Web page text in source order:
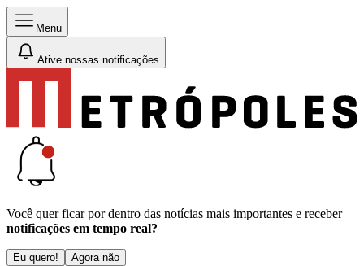
Menu
Ative nossas notificações
Você quer ficar por dentro das notícias mais importantes e receber
notificações em tempo real?
Eu quero! Agora não